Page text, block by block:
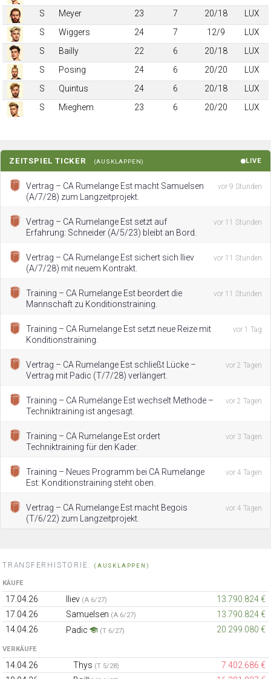
S
Meyer 23 7 20/18
LUX
S
Wiggers 24 7 12/9
LUX
S
Bailly 22 6 20/18
LUX
S
Posing 24 6 20/20
LUX
S
Quintus 24 6 20/18
LUX
S
Mieghem 23 6 20/20 LUX
ZEITSPIEL TICKER (AUSKLAPPEN) LIVE
Vertrag – CA Rumelange Est macht Samuelsen
(A/7/28) zum Langzeitprojekt.
vor 9 Stunden
Vertrag – CA Rumelange Est setzt auf
Erfahrung: Schneider (A/5/23) bleibt an Bord.
vor 11 Stunden
Vertrag – CA Rumelange Est sichert sich Iliev
(A/7/28) mit neuem Kontrakt.
vor 11 Stunden
Training – CA Rumelange Est beordert die
Mannschaft zu Konditionstraining.
vor 11 Stunden
Training – CA Rumelange Est setzt neue Reize mit
Konditionstraining.
vor 1 Tag
Vertrag – CA Rumelange Est schließt Lücke –
Vertrag mit Padic (T/7/28) verlängert.
vor 2 Tagen
Training – CA Rumelange Est wechselt Methode –
Techniktraining ist angesagt.
vor 2 Tagen
Training – CA Rumelange Est ordert
Techniktraining für den Kader.
vor 3 Tagen
Training – Neues Programm bei CA Rumelange
Est: Konditionstraining steht oben.
vor 4 Tagen
Vertrag – CA Rumelange Est macht Begois
(T/6/22) zum Langzeitprojekt.
vor 4 Tagen
TRANSFERHISTORIE: (AUSKLAPPEN)
KÄUFE
17.04.26 Iliev (A 6/27)
13.790.824 €
17.04.26
Samuelsen (A 6/27)
13.790.824 €
14.04.26
Padic (T 6/27) 20.299.080 €
VERKÄUFE
14.04.26 Thys (T 5/28)
7.402.686 €